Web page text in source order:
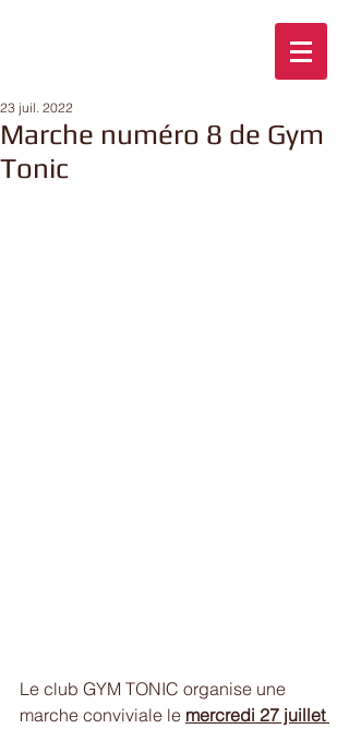
Marche numéro 8 de Gym
Tonic
23 juil. 2022
Le club GYM TONIC organise une
marche conviviale le mercredi 27 juillet